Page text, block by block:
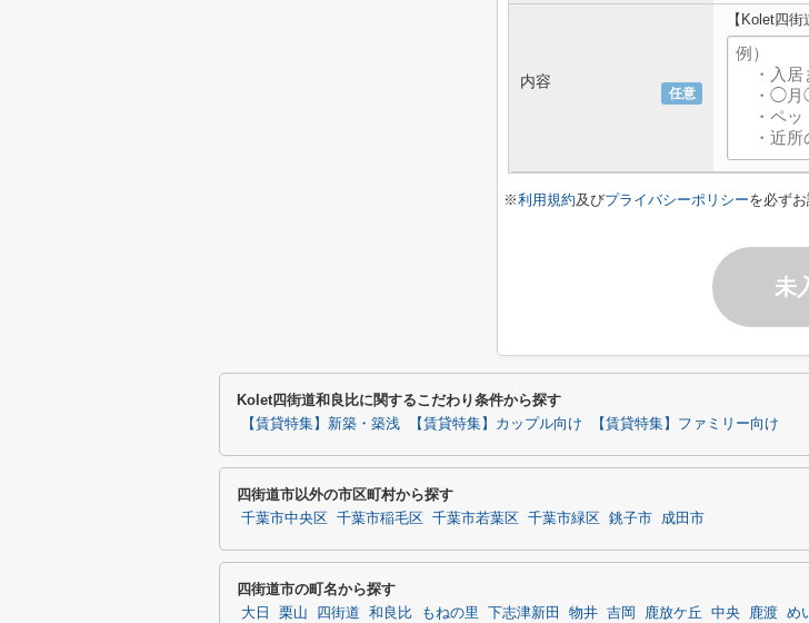
任意
内容
【Kolet四
※利用規約及びプライバシーポリシーを必ず
未
Kolet四街道和良比に関するこだわり条件から探す
【賃貸特集】新築・築浅 【賃貸特集】カップル向け 【賃貸特集】ファミリー向け
四街道市以外の市区町村から探す
千葉市中央区 千葉市稲毛区 千葉市若葉区 千葉市緑区 銚子市 成田市
四街道市の町名から探す
大日 栗山 四街道 和良比 もねの里 下志津新田 物井 吉岡 鹿放ケ丘 中央 鹿渡 め